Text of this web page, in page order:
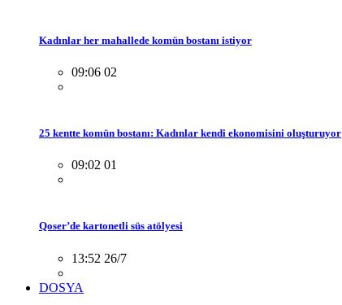
Kadınlar her mahallede komün bostanı istiyor
09:06 02
25 kentte komün bostanı: Kadınlar kendi ekonomisini oluşturuyor
09:02 01
Qoser’de kartonetli süs atölyesi
13:52 26/7
DOSYA